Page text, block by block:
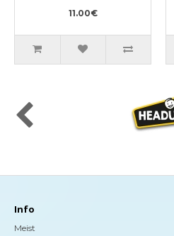
11.00€
Info
Meist